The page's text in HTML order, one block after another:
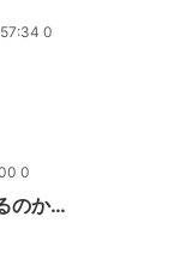
0
0
のか…